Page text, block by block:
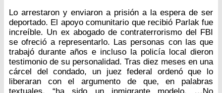
Lo arrestaron y enviaron a prisión a la espera de ser
deportado. El apoyo comunitario que recibió Parlak fue
increíble. Un ex abogado de contraterrorismo del FBI
se ofreció a representarlo. Las personas con las que
trabajó durante años e incluso la policía local dieron
testimonio de su personalidad. Tras diez meses en una
cárcel del condado, un juez federal ordenó que lo
liberaran con el argumento de que, en palabras